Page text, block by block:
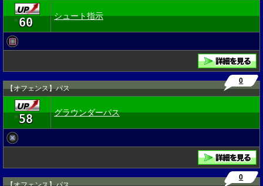
★60 シュート指示
【オフェンス】パス
0
★58 グラウンダーパス
0